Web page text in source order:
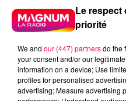
Le respect
priorité
We and our (447) partnersdo the
your consent and/or our
information on a device; Use
profiles for personalised
advertising; Measure advertising